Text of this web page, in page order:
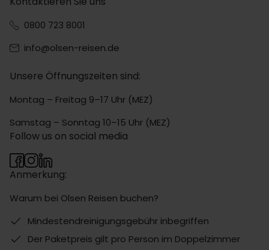
0800 723 8001
info@olsen-reisen.de
Unsere Öffnungszeiten sind:
Montag – Freitag 9–17 Uhr (MEZ)
Samstag – Sonntag 10–15 Uhr (MEZ)
Anmerkung:
Warum bei Olsen Reisen buchen?
Mindestendreinigungsgebühr inbegriffen
Der Paketpreis gilt pro Person im Doppelzimmer
Follow us on social media